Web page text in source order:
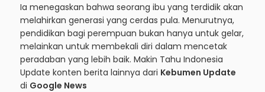
Ia menegaskan bahwa seorang ibu yang terdidik akan
melahirkan generasi yang cerdas pula. Menurutnya,
pendidikan bagi perempuan bukan hanya untuk gelar,
melainkan untuk membekali diri dalam mencetak
peradaban yang lebih baik. Makin Tahu Indonesia
Update konten berita lainnya dari Kebumen Update
di Google News